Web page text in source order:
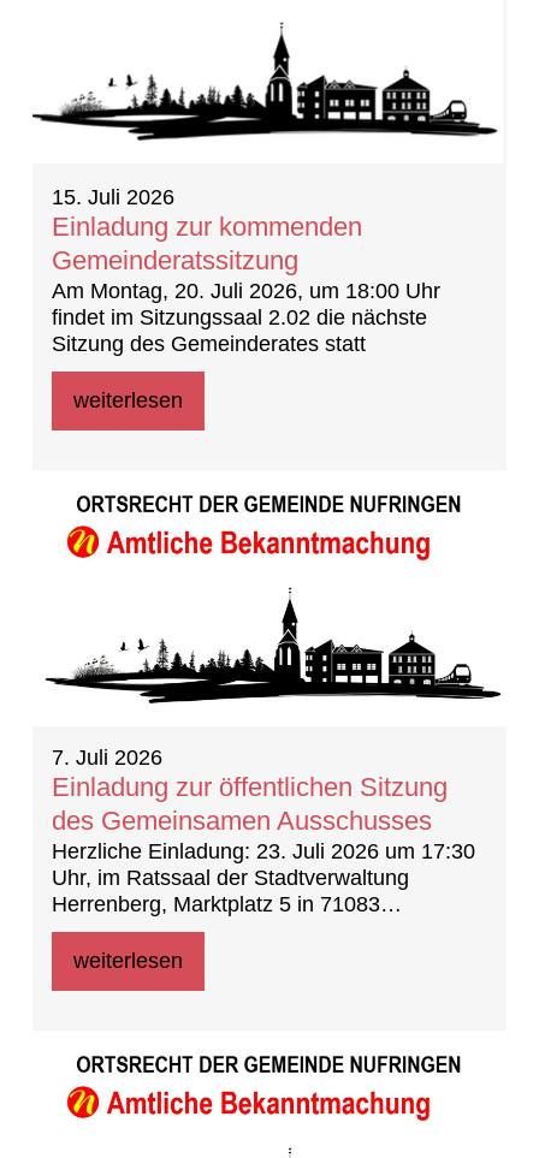
15. Juli 2026
Einladung zur kommenden
Gemeinderatssitzung
Am Montag, 20. Juli 2026, um 18:00 Uhr
findet im Sitzungssaal 2.02 die nächste
Sitzung des Gemeinderates statt
weiterlesen
7. Juli 2026
Einladung zur öffentlichen Sitzung
des Gemeinsamen Ausschusses
Herzliche Einladung: 23. Juli 2026 um 17:30
Uhr, im Ratssaal der Stadtverwaltung
Herrenberg, Marktplatz 5 in 71083
Herrenberg
weiterlesen